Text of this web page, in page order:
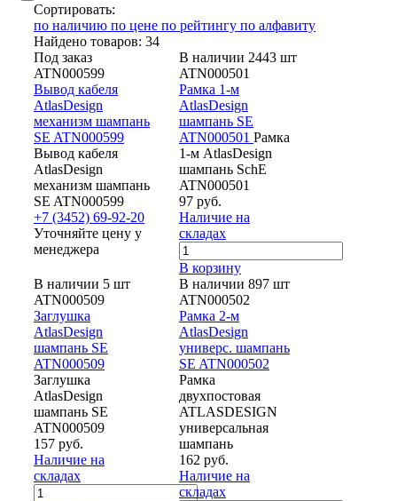
Сортировать:
по наличию по цене по рейтингу по алфавиту
Найдено товаров: 34
Под заказ
ATN000599
Вывод кабеля
AtlasDesign
механизм шампань
SE ATN000599
Вывод кабеля
AtlasDesign
механизм шампань
SE ATN000599
+7 (3452) 69-92-20
Уточняйте цену у
менеджера
В наличии 2443 шт
ATN000501
Рамка 1-м
AtlasDesign
шампань SE
ATN000501 Рамка
1-м AtlasDesign
шампань SchE
ATN000501
97 руб.
Наличие на
складах
В корзину
В наличии 5 шт
ATN000509
Заглушка
AtlasDesign
шампань SE
ATN000509
Заглушка
AtlasDesign
шампань SE
ATN000509
157 руб.
Наличие на
складах
В наличии 897 шт
ATN000502
Рамка 2-м
AtlasDesign
универс. шампань
SE ATN000502
Рамка
двухпостовая
ATLASDESIGN
универсальная
шампань
162 руб.
Наличие на
складах